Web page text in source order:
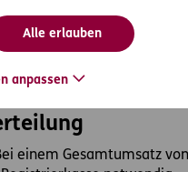
Alle erlauben
anpassen
(das heißt mit
Belege sammeln.
einem Gesamtumsatz